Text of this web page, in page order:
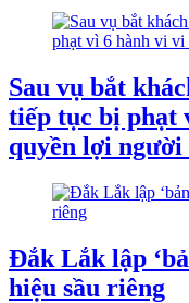
Sau vụ bắt
tiếp tục bị phạt
quyền lợi người
Đắk Lắk lập
hiệu sầu riêng